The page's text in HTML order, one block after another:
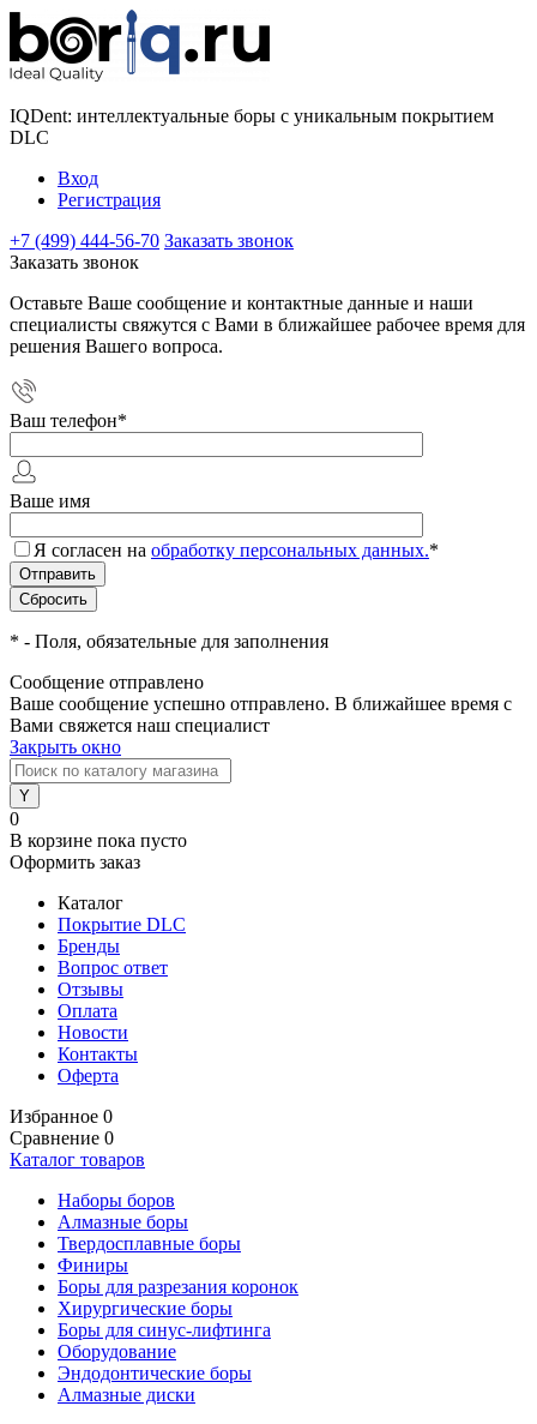
IQDent: интеллектуальные боры с уникальным покрытием
DLC
Вход
Регистрация
+7 (499) 444-56-70 Заказать звонок
Заказать звонок
Оставьте Ваше сообщение и контактные данные и наши
специалисты свяжутся с Вами в ближайшее рабочее время для
решения Вашего вопроса.
Ваш телефон*
Ваше имя
Я согласен на обработку персональных данных.*
* - Поля, обязательные для заполнения
Сообщение отправлено
Ваше сообщение успешно отправлено. В ближайшее время с
Вами свяжется наш специалист
Закрыть окно
0
В корзине пока пусто
Оформить заказ
Каталог
Покрытие DLC
Бренды
Вопрос ответ
Отзывы
Оплата
Новости
Контакты
Оферта
Избранное 0
Сравнение 0
Каталог товаров
Наборы боров
Алмазные боры
Твердосплавные боры
Финиры
Боры для разрезания коронок
Хирургические боры
Боры для синус-лифтинга
Оборудование
Эндодонтические боры
Алмазные диски